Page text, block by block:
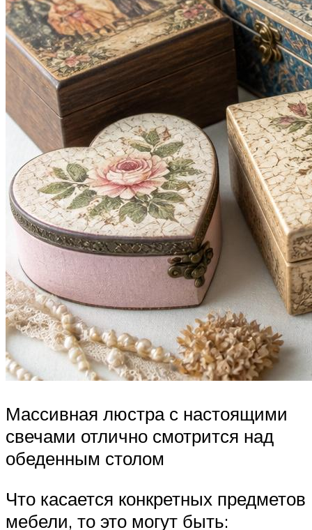
Массивная люстра с настоящими
свечами отлично смотрится над
обеденным столом
Что касается конкретных предметов
мебели, то это могут быть: